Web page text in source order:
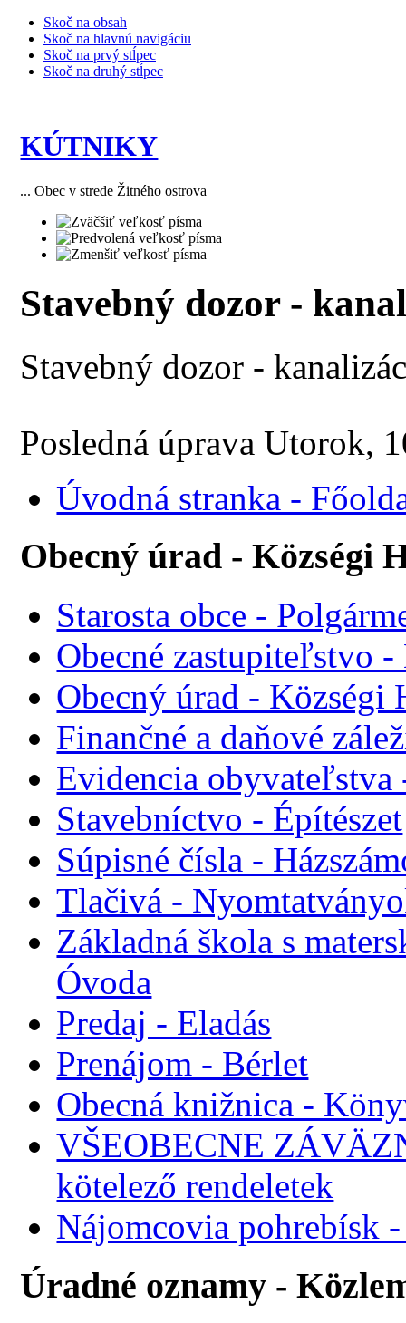
Skoč na obsah
Skoč na hlavnú navigáciu
Skoč na prvý stĺpec
Skoč na druhý stĺpec
KÚTNIKY
... Obec v strede Žitného ostrova
Stavebný dozor -
Stavebný dozor -
Posledná úprava Utorok,
Úvodná stranka -
Obecný úrad - Községi
Starosta obce -
Obecné zastupiteľstvo
Obecný úrad - Községi
Finančné a daňové
Evidencia obyvateľstva
Stavebníctvo - Építészet
Súpisné čísla -
Tlačivá -
Základná škola s
Óvoda
Predaj - Eladás
Prenájom - Bérlet
Obecná knižnica -
VŠEOBECNE
kötelező rendeletek
Nájomcovia pohrebísk
Úradné oznamy -